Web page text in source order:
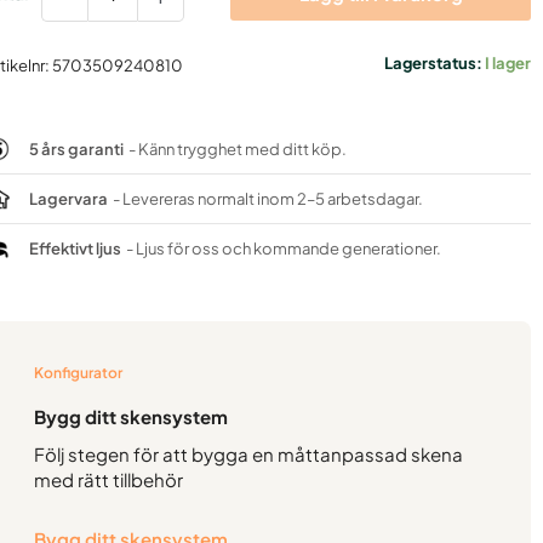
Lagerstatus: I lager
5703509240810
5 års garanti - Känn trygghet med ditt köp.
Lagervara - Levereras normalt inom 2–5 arbetsdagar.
Effektivt ljus - Ljus för oss och kommande generationer.
Konfigurator
Bygg ditt skensystem
Följ stegen för att bygga en måttanpassad skena
med rätt tillbehör